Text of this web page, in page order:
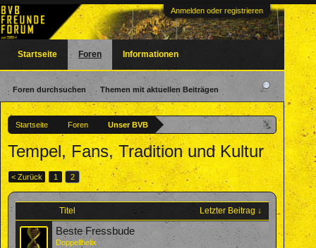
Anmelden oder registrieren
Startseite Foren Unser BVB
Tempel, Fans, Tradition und Kultur
< Zurück 1 2
Titel Letzter Beitrag ↓
Beste Fressbude
Doppellhelix
Startseite Foren
Foren durchsuchen Themen mit aktuellen Beiträgen
Informationen